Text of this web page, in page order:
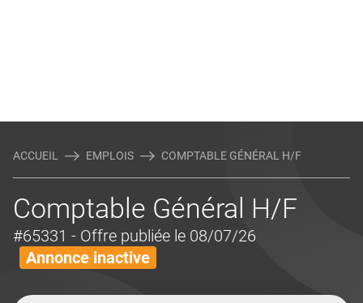
ACCUEIL EMPLOIS COMPTABLE GÉNÉRAL H/F
Comptable Général H/F
#65331 - Offre publiée le 08/07/26
Annonce inactive